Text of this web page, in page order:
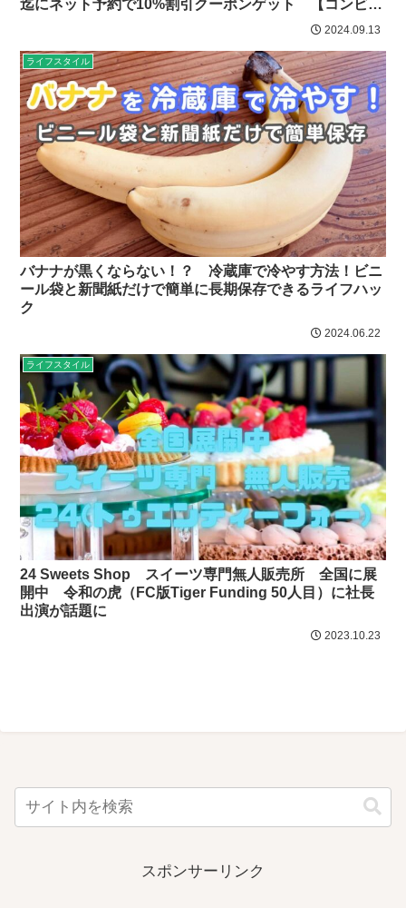
迄にネット予約で10%割引クーポンゲット 【コンビニ
2024.09.13
ライフスタイル
バナナが黒くならない！？ 冷蔵庫で冷やす方法！ビニ
ール袋と新聞紙だけで簡単に長期保存できるライフハッ
ク
2024.06.22
ライフスタイル
24 Sweets Shop スイーツ専門無人販売所 全国に展
開中 令和の虎（FC版Tiger Funding 50人目）に社長
出演が話題に
2023.10.23
スポンサーリンク